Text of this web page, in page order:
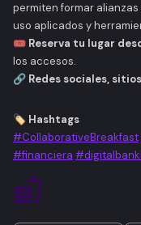
permiten formar
uso aplicados y
🎟️ Reserva tu lugar
los accesos.
🔗 Redes sociales,
🏷️ Hashtags
#CollaborativeBreakfast
#financiera